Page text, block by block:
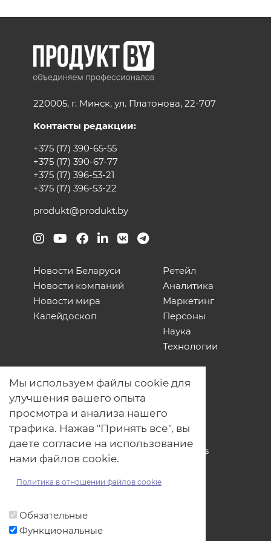
220005, г. Минск, ул. Платонова, 22-707
Контакты редакции:
+375 (17) 390-65-55
+375 (17) 390-67-77
+375 (17) 396-53-21
+375 (17) 396-53-22
produkt@produkt.by
Новости Беларуси
Новости компаний
Новости мира
Калейдоскоп
Ретейл
Аналитика
Маркетинг
Персоны
Наука
Технологии
О нас
Наши проекты
Связь с нами
Общая политика обработки
персональных данных
Политика обработки файлов Cookies
Политика обработки персональных
данных для мероприятий
Мы используем файлы cookie для
улучшения вашего опыта
просмотра и анализа нашего
трафика. Нажав "Принять все", вы
даете согласие на использование
нами файлов cookie.
Политика в отношении файлов cookie
Обязательные
Функциональные